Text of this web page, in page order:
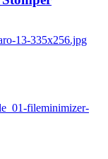
13-335x256.jpg
fileminimizer-